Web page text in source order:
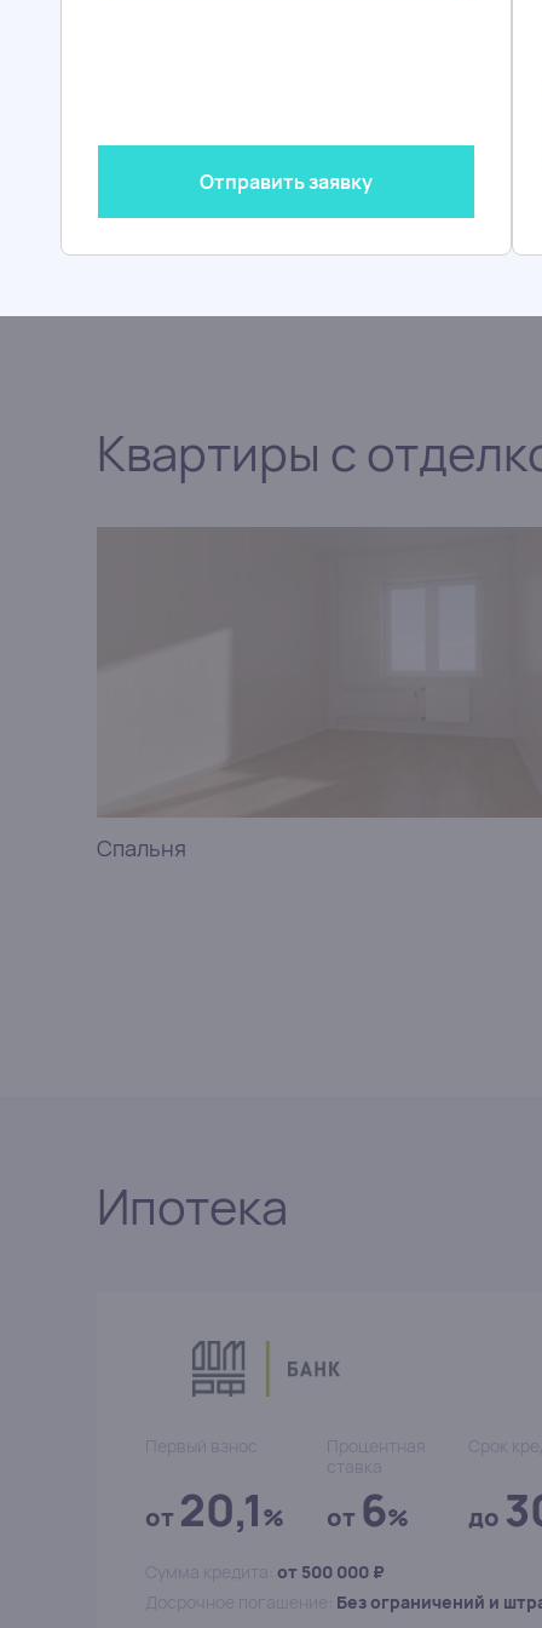
Отправить заявку
99 000 за м
Квартиры с
Спальня
Ипотека
от 20,1% от 6% до
от 500 000 ₽
Без ограничений и